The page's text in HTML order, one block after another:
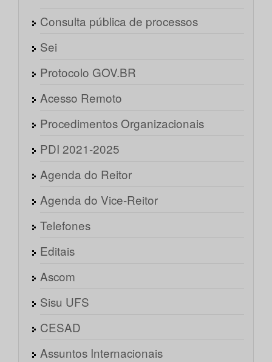
Consulta pública de processos
Sei
Protocolo GOV.BR
Acesso Remoto
Procedimentos Organizacionais
PDI 2021-2025
Agenda do Reitor
Agenda do Vice-Reitor
Telefones
Editais
Ascom
Sisu UFS
CESAD
Assuntos Internacionais